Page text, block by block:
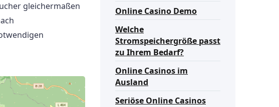
gleichermaßen
Online Casino Demo
Welche
Stromspeichergröße passt
zu Ihrem Bedarf?
Online Casinos im
Ausland
Seriöse Online Casinos